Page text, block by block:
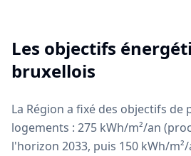
Les objectifs
bruxellois
La Région a fixé des objectifs
logements : 275 kWh/m²/an
l'horizon 2033, puis 150 kWh/